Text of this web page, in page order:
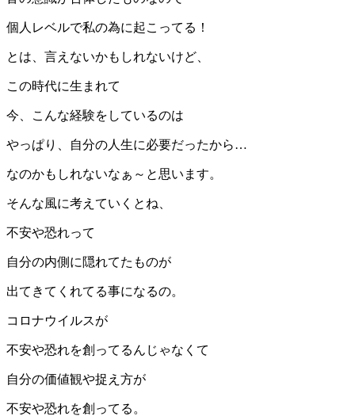
個人レベルで私の為に起こってる！
とは、言えないかもしれないけど、
この時代に生まれて
今、こんな経験をしているのは
やっぱり、自分の人生に必要だったから…
なのかもしれないなぁ～と思います。
そんな風に考えていくとね、
不安や恐れって
自分の内側に隠れてたものが
出てきてくれてる事になるの。
コロナウイルスが
不安や恐れを創ってるんじゃなくて
自分の価値観や捉え方が
不安や恐れを創ってる。